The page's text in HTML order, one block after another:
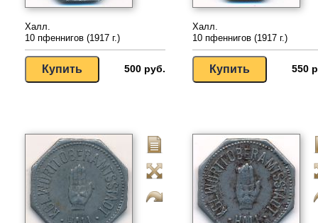
Халл.
10 пфеннигов (1917 г.)
500 руб.
Халл.
10 пфеннигов (1917 г.)
550